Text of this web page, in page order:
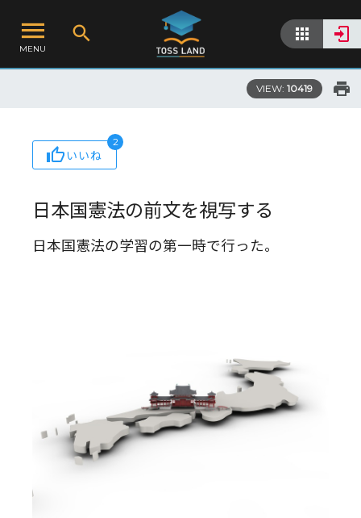
MENU
VIEW: 10419
いいね
2
日本国憲法の前文を視写する
日本国憲法の学習の第一時で行った。